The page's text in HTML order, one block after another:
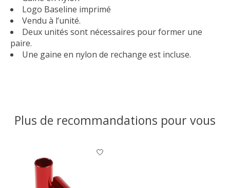
Logo Baseline imprimé
Vendu à l’unité.
Deux unités sont nécessaires pour former une
paire.
Une gaine en nylon de rechange est incluse.
Plus de recommandations pour vous
Articles du carrousel de produits